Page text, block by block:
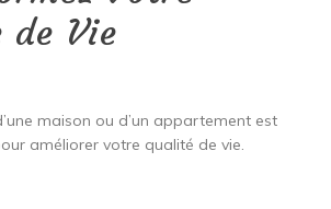
de Vie
maison ou d’un appartement est
améliorer votre qualité de vie.